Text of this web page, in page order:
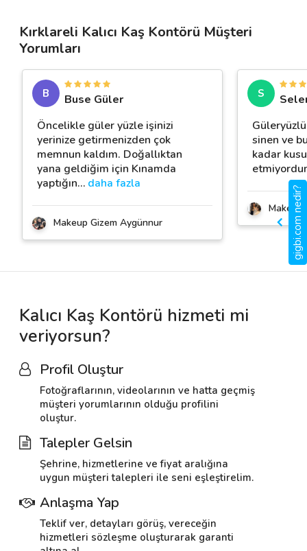
Kırklareli Kalıcı Kaş Kontörü Müşteri
Yorumları
B
Buse Güler
Öncelikle güler yüzle işinizi
yerinize getirmenizden çok
memnun kaldım. Doğallıktan
yana geldiğim için Kınamda
yaptığın… daha fazla
Makeup Gizem Aygünnur
S
sinen ve
kadar
Makeup
Kalıcı Kaş Kontörü hizmeti mi
veriyorsun?
Profil Oluştur
Fotoğraflarının, videolarının ve hatta geçmiş
müşteri yorumlarının olduğu profilini
oluştur.
Talepler Gelsin
Şehrine, hizmetlerine ve fiyat aralığına
uygun müşteri talepleri ile seni eşleştirelim.
Anlaşma Yap
Teklif ver, detayları görüş, vereceğin
hizmetleri sözleşme oluşturarak garanti
gigbi.com nedir?